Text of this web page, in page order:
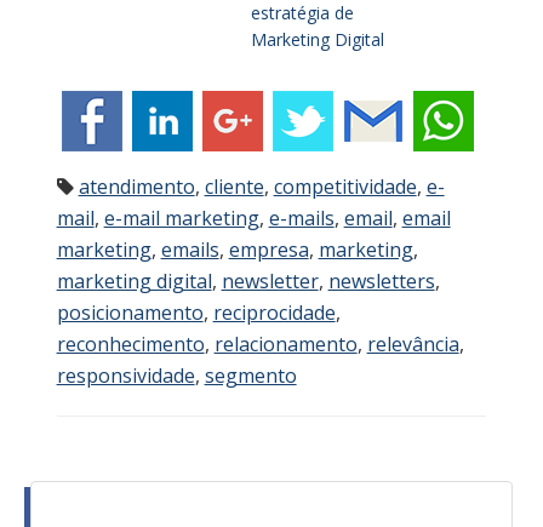
estratégia de
Marketing Digital
atendimento, cliente, competitividade, e-
mail, e-mail marketing, e-mails, email, email
marketing, emails, empresa, marketing,
marketing digital, newsletter, newsletters,
posicionamento, reciprocidade,
reconhecimento, relacionamento, relevância,
responsividade, segmento